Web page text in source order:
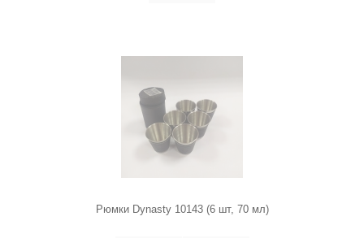
Рюмки Dynasty 10143 (6 шт, 70 мл)